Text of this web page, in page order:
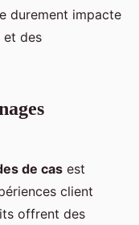
durement impacte
et des
de cas est
client
offrent des